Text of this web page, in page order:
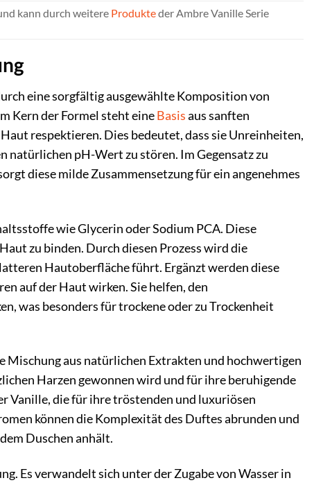
kann durch weitere Produkteder Ambre Vanille Serie
eine sorgfältig ausgewählte Komposition von
Kern der Formel steht eineBasisaus sanften
respektieren. Dies bedeutet, dass sie Unreinheiten,
natürlichen pH-Wert zu stören. Im Gegensatz zu
diese milde Zusammensetzung für ein angenehmes
wie Glycerin oder Sodium PCA. Diese
zu binden. Durch diesen Prozess wird die
Hautoberfläche führt. Ergänzt werden diese
auf der Haut wirken. Sie helfen, den
was besonders für trockene oder zu Trockenheit
aus natürlichen Extrakten und hochwertigen
Harzen gewonnen wird und für ihre beruhigende
Vanille, die für ihre tröstenden und luxuriösen
können die Komplexität des Duftes abrunden und
Duschen anhält.
Es verwandelt sich unter der Zugabe von Wasser in